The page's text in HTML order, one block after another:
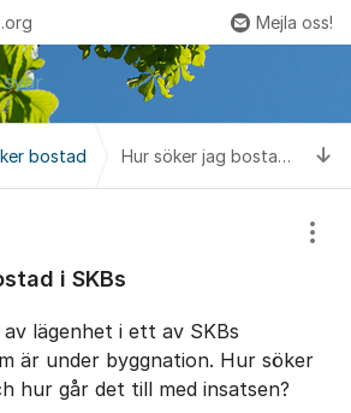
Mejla oss!
bostad Hur söker jag bostad i SKBs nyproduktion?
i SKBs
lägenhet i ett av SKBs
är under byggnation. Hur söker
hur går det till med insatsen?